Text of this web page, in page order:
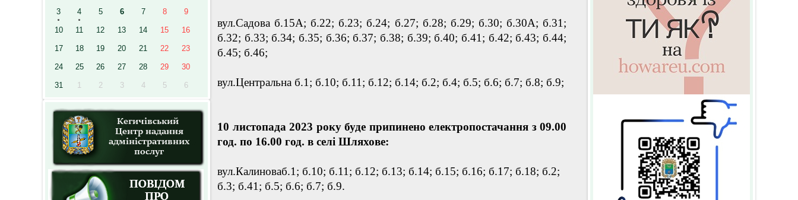
3 4 5 6 7 8 9
10 11 12 13 14 15 16
17 18 19 20 21 22 23
24 25 26 27 28 29 30
31 1 2 3 4 5 6
вул.Садова б.15А; б.22; б.23; б.24; б.27; б.28; б.29; б.30; б.30А; б.31;
б.32; б.33; б.34; б.35; б.36; б.37; б.38; б.39; б.40; б.41; б.42; б.43; б.44;
б.45; б.46;
вул.Центральна б.1; б.10; б.11; б.12; б.14; б.2; б.4; б.5; б.6; б.7; б.8; б.9;
10 листопада 2023 року буде припинено електропостачання з 09.00
год. по 16.00 год. в селі Шляхове:
вул.Калиноваб.1; б.10; б.11; б.12; б.13; б.14; б.15; б.16; б.17; б.18; б.2;
б.3; б.41; б.5; б.6; б.7; б.9.